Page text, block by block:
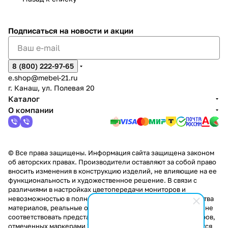
2
Подписаться на новости и акции
8 (800) 222-97-65
e.shop@mebel-21.ru
г. Канаш, ул. Полевая 20
Каталог
О компании
© Все права защищены. Информация сайта защищена законом
об авторских правах. Производители оставляют за собой право
вносить изменения в конструкцию изделий, не влияющие на ее
функциональность и художественное решение. В связи с
различиями в настройках цветопередачи мониторов и
невозможностью в полной мере передать некоторые свойства
материалов, реальные оттенки и текстуры продукции могут не
соответствовать представленным на сайте. Стоимость товаров,
отмеченных маркерами "Скидка!" и "Акция!" распространяется